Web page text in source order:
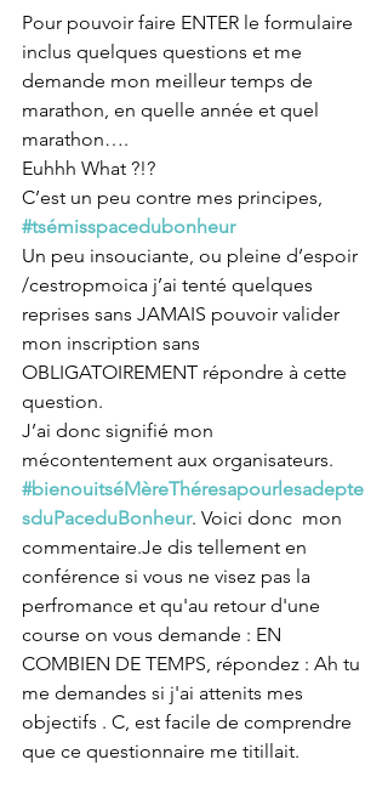
Pour pouvoir faire ENTER le formulaire
inclus quelques questions et me
demande mon meilleur temps de
marathon, en quelle année et quel
marathon….
Euhhh What ?!?
C’est un peu contre mes principes,
#tsémisspacedubonheur
Un peu insouciante, ou pleine d’espoir
/cestropmoica j’ai tenté quelques
reprises sans JAMAIS pouvoir valider
mon inscription sans
OBLIGATOIREMENT répondre à cette
question.
J’ai donc signifié mon
mécontentement aux organisateurs.
#bienouitséMèreThéresapourlesadepte
sduPaceduBonheur. Voici donc  mon
commentaire.Je dis tellement en
conférence si vous ne visez pas la
perfromance et qu'au retour d'une
course on vous demande : EN
COMBIEN DE TEMPS, répondez : Ah tu
me demandes si j'ai attenits mes
objectifs . C, est facile de comprendre
que ce questionnaire me titillait.